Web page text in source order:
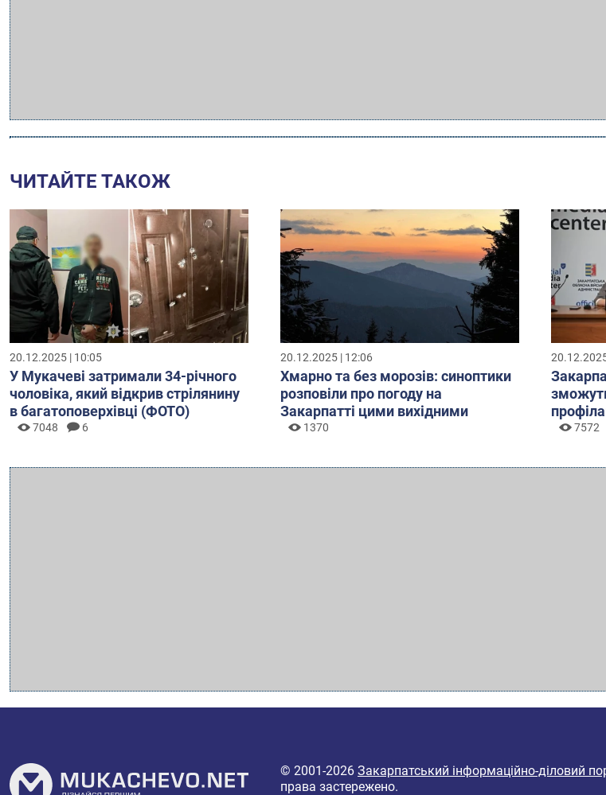
ЧИТАЙТЕ ТАКОЖ
20.12.2025 | 10:05
У Мукачеві затримали 34-річного
чоловіка, який відкрив стрілянину
в багатоповерхівці (ФОТО)
7048 6
20.12.2025 | 12:06
Хмарно та без морозів: синоптики
розповіли про погоду на
Закарпатті цими вихідними
1370 7572
© 2001-2026 Закарпатський інформаційно-діловий
права застережено.